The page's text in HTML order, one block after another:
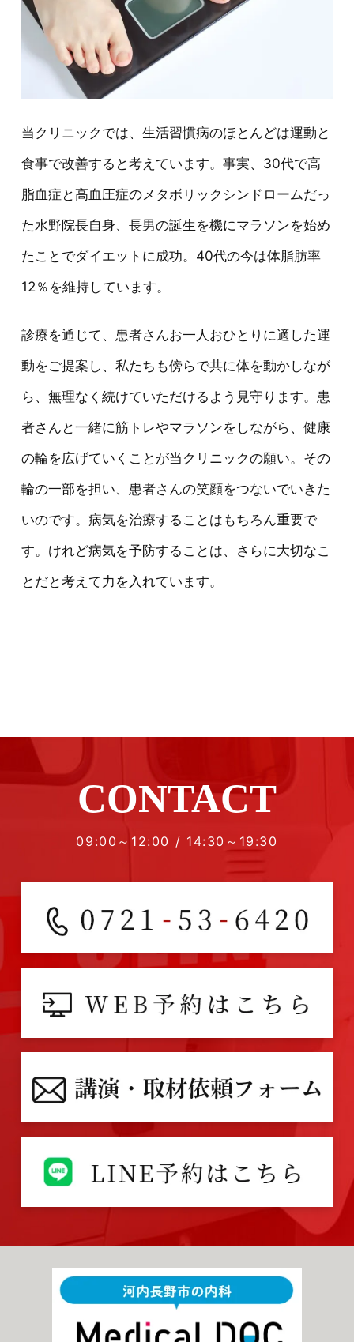
当クリニックでは、生活習慣病のほとんどは運動と
食事で改善すると考えています。事実、30代で高
脂血症と高血圧症のメタボリックシンドロームだっ
た水野院長自身、長男の誕生を機にマラソンを始め
たことでダイエットに成功。40代の今は体脂肪率
12％を維持しています。
診療を通じて、患者さんお一人おひとりに適した運
動をご提案し、私たちも傍らで共に体を動かしなが
ら、無理なく続けていただけるよう見守ります。患
者さんと一緒に筋トレやマラソンをしながら、健康
の輪を広げていくことが当クリニックの願い。その
輪の一部を担い、患者さんの笑顔をつないでいきた
いのです。病気を治療することはもちろん重要で
す。けれど病気を予防することは、さらに大切なこ
とだと考えて力を入れています。
CONTACT
09:00～12:00 / 14:30～19:30